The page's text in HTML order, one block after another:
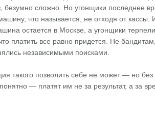
сложно. Но угонщики последнее
что называется, не отходя от кассы.
остается в Москве, а угонщики
платить все равно придется. Не
независимыми поисками.
такого позволить себе не может — но без
— платят им не за результат, а за